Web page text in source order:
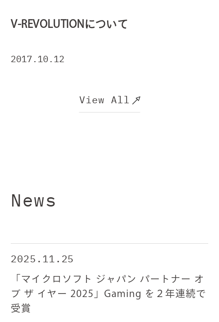
V-REVOLUTIONについて
2017.10.12
View All
News
2025.11.25
「マイクロソフト ジャパン パートナー オ
ブ ザ イヤー 2025」Gaming を２年連続で
受賞